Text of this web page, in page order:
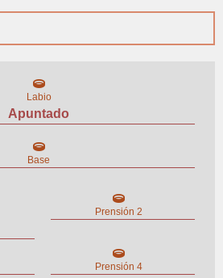
Labio
Apuntado
Base
Prensión 2
Prensión 4